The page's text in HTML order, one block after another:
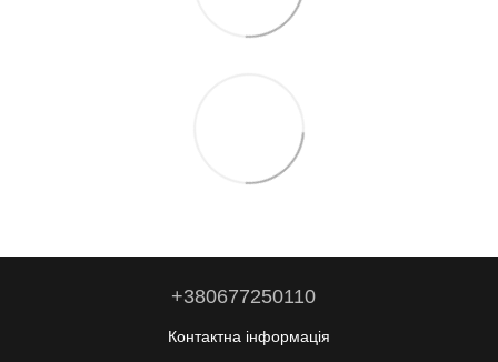
+380677250110
Контактна інформація